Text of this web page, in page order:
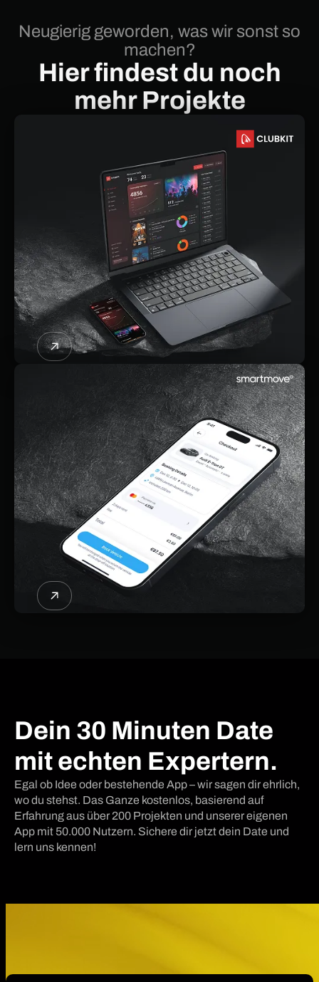
Neugierig geworden, was wir sonst so
machen?
Hier findest du noch
mehr Projekte
Dein 30 Minuten Date
mit echten Expertern.
Egal ob Idee oder bestehende App – wir sagen dir ehrlich,
wo du stehst. Das Ganze kostenlos, basierend auf
Erfahrung aus über 200 Projekten und unserer eigenen
App mit 50.000 Nutzern. Sichere dir jetzt dein Date und
lern uns kennen!